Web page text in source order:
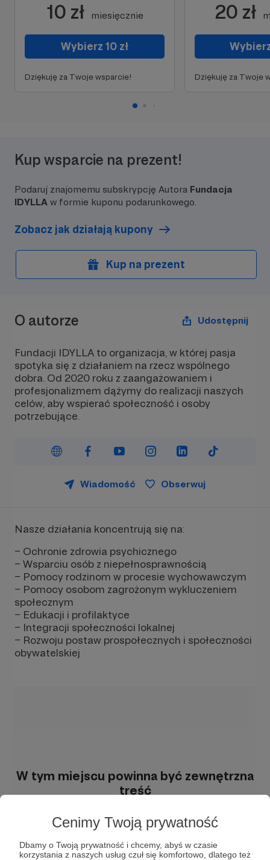
Cenimy Twoją prywatność
Dbamy o Twoją prywatność i chcemy, abyś w czasie
korzystania z naszych usług czuł się komfortowo, dlatego też
10 zł miesięcznie
Wybierz 10 zł
Dziękuję za Twoje wsparcie!
20 zł
Dziękuję za Twoje
Kup wsparcie na prezent!
Podaruj znajomemu subskrypcję Autora Fundacja
IDYLLA w formie kuponu podarunkowego.
Zobacz jak działają kupony
Kup na prezent
O autorze Udostępnij
Fundacji IDYLLA to organizacja, w której pasja
spotyka się z działaniem na rzecz wspólnego
dobra. Od 2020 roku z zaangażowaniem i
profesjonalizmem dążymy do realizacji naszych
celów, aby wspierać społeczność i osoby
potrzebujące.
Wiadomość Obserwuj
Nasze działania koncentrują się na:
– Ochronie zdrowia psychicznego
– Wsparciu osób z niepełnosprawnością
– Pomocy rodzinom w procesie wychowawczym
– Pomocy osobom zagrożonym wykluczeniem
społecznym
– Edukacji i profilaktyce
– Integracji społeczności lokalnej
– Rozwoju postaw prospołecznych i społeczności
obywatelskiej
W tym miejscu powinna być zewnętrzna
treść
polityki prywatności
Dlaczego warto nas wspierać?